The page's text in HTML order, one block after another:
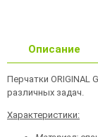
Описание
Перчатки ORIGINAL
различных задач.
Характеристики: